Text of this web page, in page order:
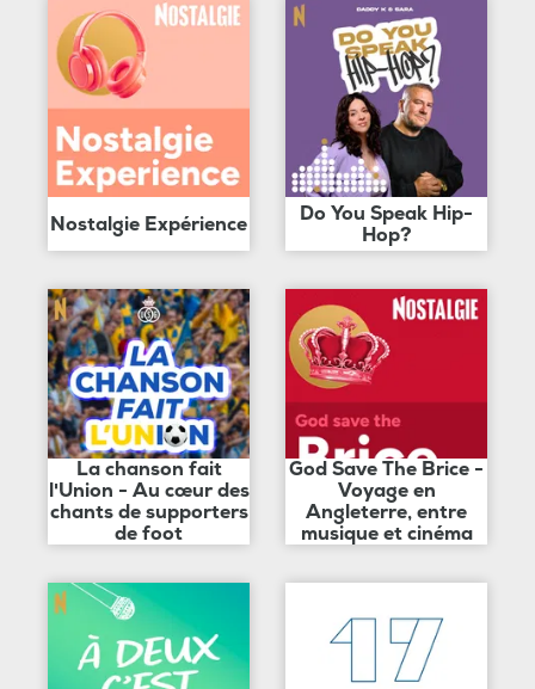
Nostalgie Expérience
Do You Speak Hip-
Hop?
La chanson fait
l'Union - Au cœur des
chants de supporters
de foot
God Save The Brice -
Voyage en
Angleterre, entre
musique et cinéma